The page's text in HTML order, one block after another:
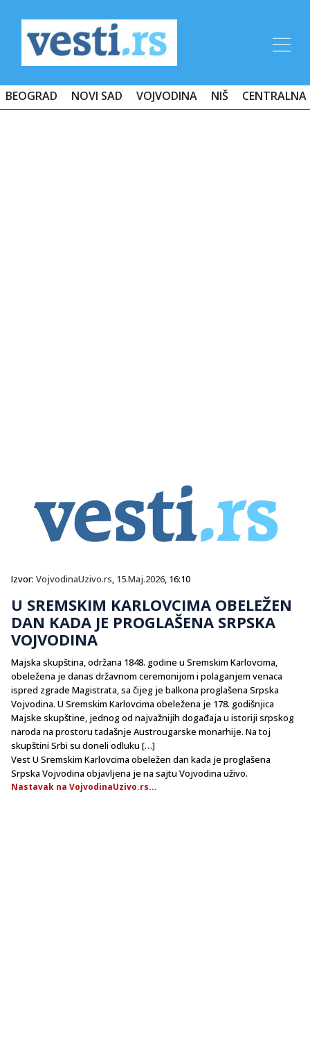
BEOGRAD NOVI SAD VOJVODINA NIŠ CENTRALNA
Izvor: VojvodinaUzivo.rs, 15.Maj.2026, 16:10
U SREMSKIM KARLOVCIMA OBELEŽEN
DAN KADA JE PROGLAŠENA SRPSKA
VOJVODINA
Majska skupština, održana 1848. godine u Sremskim Karlovcima,
obeležena je danas državnom ceremonijom i polaganjem venaca
ispred zgrade Magistrata, sa čijeg je balkona proglašena Srpska
Vojvodina. U Sremskim Karlovcima obeležena je 178. godišnjica
Majske skupštine, jednog od najvažnijih događaja u istoriji srpskog
naroda na prostoru tadašnje Austrougarske monarhije. Na toj
skupštini Srbi su doneli odluku […]
Vest U Sremskim Karlovcima obeležen dan kada je proglašena
Srpska Vojvodina objavljena je na sajtu Vojvodina uživo.
Nastavak na VojvodinaUzivo.rs...